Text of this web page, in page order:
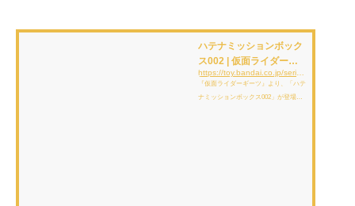
ハテナミッションボック
ス002 | 仮面ライダーお
もちゃウェブ | バンダイ
『仮面ライダーギーツ』より、「ハテ
ナミッションボックス002」が登場！